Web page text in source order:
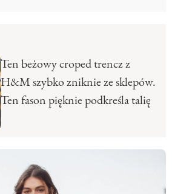
Ten beżowy croped trencz z
H&M szybko zniknie ze sklepów.
Ten fason pięknie podkreśla talię